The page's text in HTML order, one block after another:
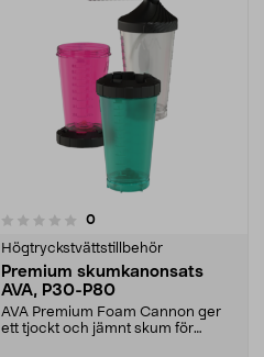
0recensioner
Högtryckstvättstillbehör
Premium skumkanonsats
AVA, P30-P80
AVA Premium Foam Cannon ger
ett tjockt och jämnt skum för
4.0av 5 stjärnor